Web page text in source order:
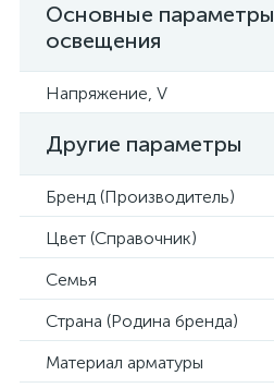
Основные параметры
освещения
Напряжение, V
Другие параметры
Бренд (Производитель)
Цвет (Справочник)
Семья
Страна (Родина бренда)
Материал арматуры